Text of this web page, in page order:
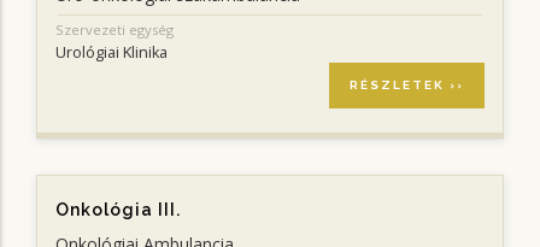
Szervezeti egység
Urológiai Klinika
RÉSZLETEK ››
Onkológia III.